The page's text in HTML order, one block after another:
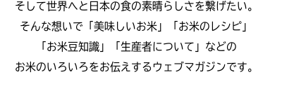
そして世界へと日本の食の素晴らしさを繋げたい。
そんな想いで「美味しいお米」「お米のレシピ」
「お米豆知識」「生産者について」などの
お米のいろいろをお伝えするウェブマガジンです。